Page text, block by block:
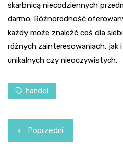
skarbnicą niecodziennych
darmo. Różnorodność
każdy może znaleźć coś dla
różnych zainteresowaniach, jak
unikalnych czy nieoczywistych.
handel
Nawigacja
wpisu
Poprzedni